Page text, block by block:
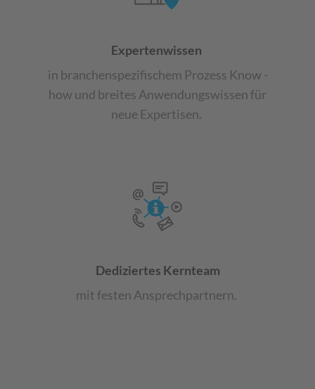
Expertenwissen
in branchenspezifischem Prozess Know -
how und breites Anwendungswissen für
neue Expertisen.
Dediziertes Kernteam
mitfesten Ansprechpartnern.